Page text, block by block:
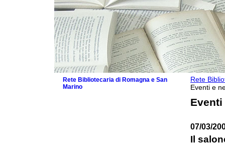
Rete
Eventi e
Eventi
07/03/
Il
Rete Bibliotecaria di Romagna e San
Marino